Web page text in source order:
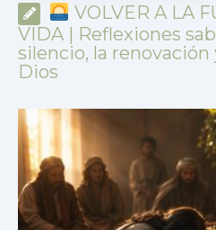
VOLVER A LA
VIDA | Reflexiones
silencio, la
Dios